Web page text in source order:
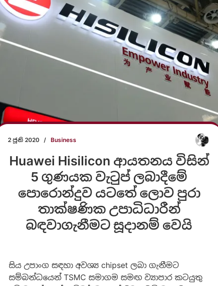
2 ජූනි 2020 / Business
Huawei Hisilicon ආයතනය විසින්
5 ගුණයක වැටුප් ලබාදීමේ
පොරොන්දුව යටතේ ලොව පුරා
තාක්ෂණික උපාධිධාරීන්
බඳවාගැනීමට සූදානම් වෙයි
සිය උපාංග සඳහා අවශ්‍ය chipset ලබා ගැනීමට
සම්බන්ධයෙන් TSMC සමාගම සමඟ ව්‍යාපාර කටයුතු